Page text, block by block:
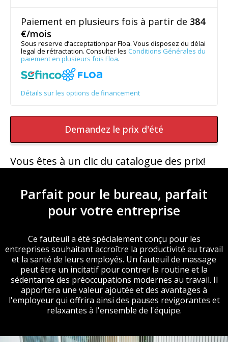
Paiement en plusieurs fois à partir de 384
€/mois
Sous reserve d’acceptationpar Floa. Vous disposez du délai
legal de rétractation. Consulter les Conditions Générales du
paiement en plusieurs fois Floa.
Détails sur les options de financement
Demandez le prix d'été
Vous êtes à un clic du catalogue des prix!
Parfait pour le bureau, parfait
pour votre entreprise
Ce fauteuil a été spécialement conçu pour les
entreprises souhaitant accroître la productivité au travail
et la santé de leurs employés. Un fauteuil de massage
peut être un incitatif pour contrer la routine et la
sédentarité des préoccupations modernes au travail. Il
apportera une valeur ajoutée et des avantages à
l'employeur qui offrira ainsi des pauses revigorantes et
relaxantes à l'ensemble de l'équipe.